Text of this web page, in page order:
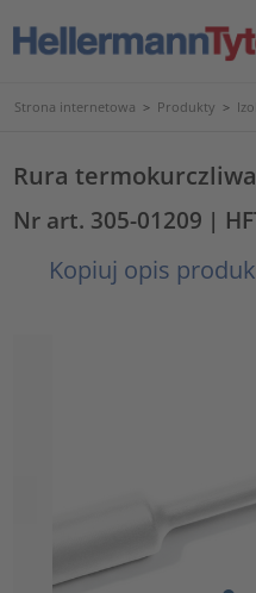
Strona internetowa > Produkty >
Rura termokurczliwa
Nr art. 305-01209 |
Kopiuj opis